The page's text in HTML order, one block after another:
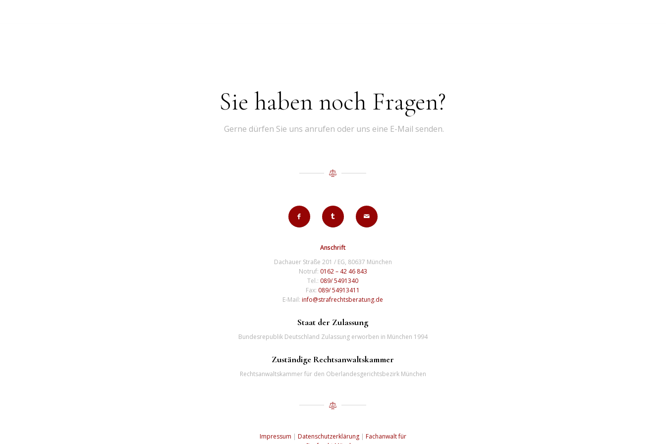
Sie haben noch Fragen?
Gerne dürfen Sie uns anrufen oder uns eine E-Mail senden.
Anschrift
Dachauer Straße 201 / EG, 80637 München
Notruf: 0162 – 42 46 843
Tel.: 089/ 5491340
Fax: 089/ 54913411
E-Mail:info@strafrechtsberatung.de
Staat der Zulassung
Bundesrepublik Deutschland Zulassung erworben in München 1994
Zuständige Rechtsanwaltskammer
Rechtsanwaltskammer für den Oberlandesgerichtsbezirk München
Impressum | Datenschutzerklärung| Fachanwalt für